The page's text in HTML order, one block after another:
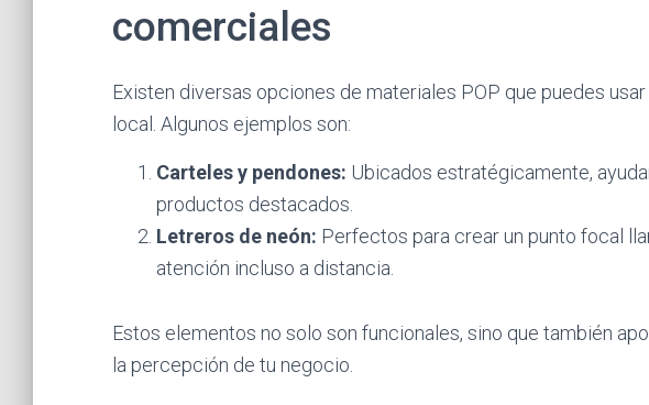
comerciales
Existen diversas opciones de materiales POP que puedes
local. Algunos ejemplos son:
Carteles y pendones: Ubicados estratégicamente,
productos destacados.
Letreros de neón: Perfectos para crear un punto focal
atención incluso a distancia.
Estos elementos no solo son funcionales, sino que también
la percepción de tu negocio.